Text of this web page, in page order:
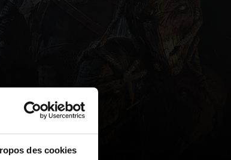
des cookies